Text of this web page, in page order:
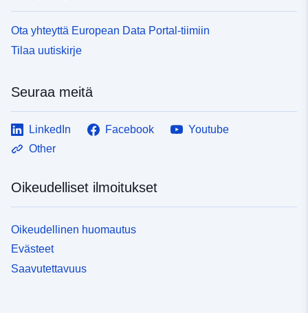
Ota yhteyttä European Data Portal-tiimiin
Tilaa uutiskirje
Seuraa meitä
LinkedIn Facebook
Youtube
Other
Oikeudelliset ilmoitukset
Oikeudellinen huomautus
Evästeet
Saavutettavuus